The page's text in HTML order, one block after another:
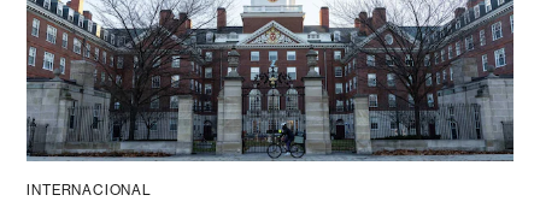
INTERNACIONAL